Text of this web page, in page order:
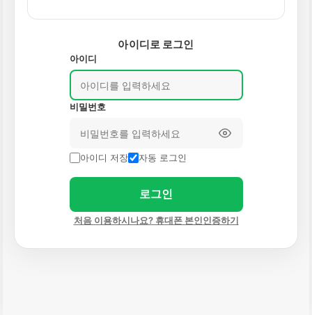
아이디로 로그인
아이디
비밀번호
아이디 저장 자동 로그인
로그인
처음 이용하시나요? 휴대폰 본인인증하기